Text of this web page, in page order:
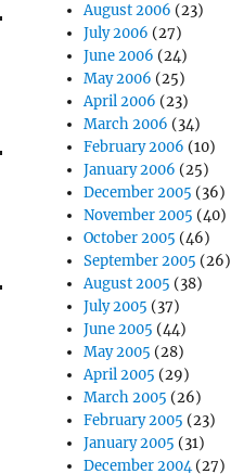
August 2006 (23)
July 2006 (27)
June 2006 (24)
May 2006 (25)
April 2006 (23)
March 2006 (34)
February 2006 (10)
January 2006 (25)
December 2005 (36)
November 2005 (40)
October 2005 (46)
September 2005 (26)
August 2005 (38)
July 2005 (37)
June 2005 (44)
May 2005 (28)
April 2005 (29)
March 2005 (26)
February 2005 (23)
January 2005 (31)
December 2004(27)